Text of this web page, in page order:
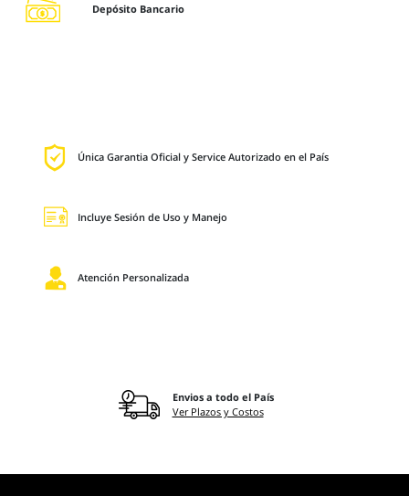
Depósito Bancario
Única Garantia Oficial y Service Autorizado en el País
Incluye Sesión de Uso y Manejo
Atención Personalizada
Envios a todo el País
Ver Plazos y Costos